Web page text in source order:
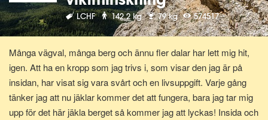
LCHF 142.2 kg 79 kg 574517
Många vägval, många berg och ännu fler dalar har lett mig hit,
igen. Att ha en kropp som jag trivs i, som visar den jag är på
insidan, har visat sig vara svårt och en livsuppgift. Varje gång
tänker jag att nu jäklar kommer det att fungera, bara jag tar mig
upp för det här jäkla berget så kommer jag att lyckas! Insida och